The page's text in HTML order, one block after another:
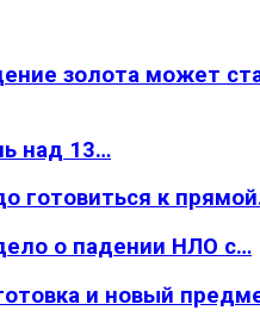
золота может
над 13…
готовиться к
о падении НЛО с…
и новый